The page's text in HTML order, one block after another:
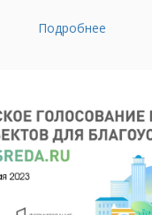
Подробнее